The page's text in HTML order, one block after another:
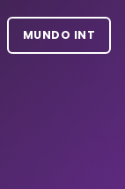
MUNDO INT